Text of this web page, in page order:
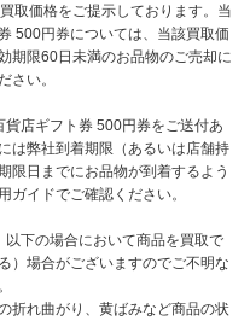
取価格をご提示しております。当
500円券については、当該買取価
期限60日未満のお品物のご売却に
さい。
店ギフト券 500円券をご送付あ
は弊社到着期限（あるいは店舗持
限日までにお品物が到着するよう
ガイドでご確認ください。
下の場合において商品を買取で
）場合がございますのでご不明な
折れ曲がり、黄ばみなど商品の状